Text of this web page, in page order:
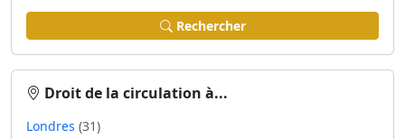
Rechercher
Droit de la circulation à...
Londres (31)